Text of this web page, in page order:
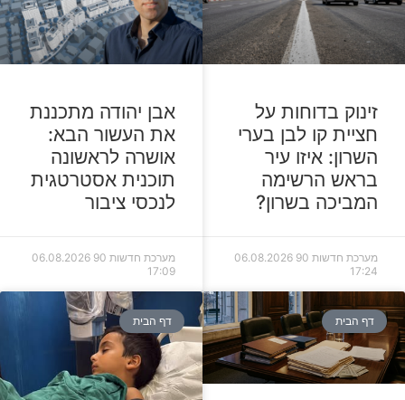
זינוק בדוחות על
חציית קו לבן בערי
השרון: איזו עיר
בראש הרשימה
המביכה בשרון?
מערכת חדשות 90
06.08.2026
17:24
אבן יהודה מתכננת
את העשור הבא:
אושרה לראשונה
תוכנית אסטרטגית
לנכסי ציבור
מערכת חדשות 90
06.08.2026
17:09
דף הבית דף הבית